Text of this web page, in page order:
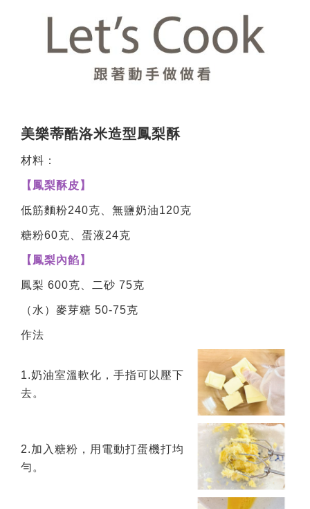
美樂蒂酷洛米造型鳳梨酥
材料：
【鳳梨酥皮】
低筋麵粉240克、無鹽奶油120克
糖粉60克、蛋液24克
【鳳梨內餡】
鳳梨 600克、二砂 75克
（水）麥芽糖 50-75克
作法
1.奶油室溫軟化，手指可以壓下
去。
2.加入糖粉，用電動打蛋機打均
勻。